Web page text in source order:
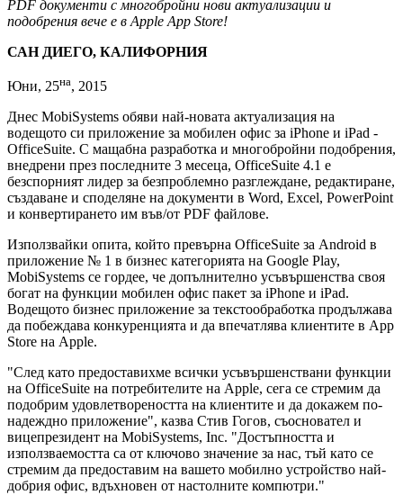
PDF документи с многобройни нови актуализации и
подобрения вече е в Apple App Store!
САН ДИЕГО, КАЛИФОРНИЯ
Юни, 25на, 2015
Днес MobiSystems обяви най-новата актуализация на
водещото си приложение за мобилен офис за iPhone и iPad -
OfficeSuite. С мащабна разработка и многобройни подобрения,
внедрени през последните 3 месеца, OfficeSuite 4.1 е
безспорният лидер за безпроблемно разглеждане, редактиране,
създаване и споделяне на документи в Word, Excel, PowerPoint
и конвертирането им във/от PDF файлове.
Използвайки опита, който превърна OfficeSuite за Android в
приложение № 1 в бизнес категорията на Google Play,
MobiSystems се гордее, че допълнително усъвършенства своя
богат на функции мобилен офис пакет за iPhone и iPad.
Водещото бизнес приложение за текстообработка продължава
да побеждава конкуренцията и да впечатлява клиентите в App
Store на Apple.
"След като предоставихме всички усъвършенствани функции
на OfficeSuite на потребителите на Apple, сега се стремим да
подобрим удовлетвореността на клиентите и да докажем по-
надеждно приложение", казва Стив Гогов, съосновател и
вицепрезидент на MobiSystems, Inc. "Достъпността и
използваемостта са от ключово значение за нас, тъй като се
стремим да предоставим на вашето мобилно устройство най-
добрия офис, вдъхновен от настолните компютри."